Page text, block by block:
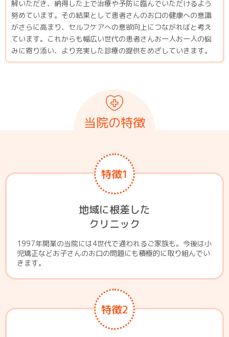
解いただき、納得した上で治療や予防に臨んでいただけるよう
努めています。その結果として患者さんのお口の健康への意識
がさらに高まり、セルフケアへの意欲向上につながればと考え
ています。これからも幅広い世代の患者さんお一人お一人の悩
みに寄り添い、より充実した診療の提供をめざしていきます。
当院の特徴
特徴1
地域に根差した
クリニック
1997年開業の当院には4世代で通われるご家族も。今後は小
児矯正などお子さんのお口の問題にも積極的に取り組んでい
きます。
特徴2